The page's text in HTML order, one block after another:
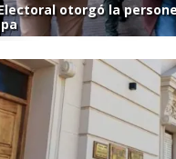
otorgó la